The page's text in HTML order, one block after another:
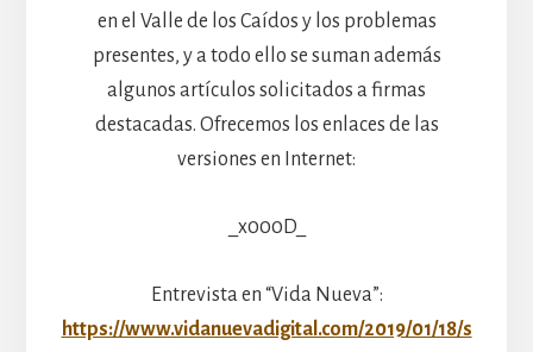
en el Valle de los Caídos y los problemas
presentes, y a todo ello se suman además
algunos artículos solicitados a firmas
destacadas. Ofrecemos los enlaces de las
versiones en Internet:
_x000D_
Entrevista en “Vida Nueva”:
https://www.vidanuevadigital.com/2019/01/18/s